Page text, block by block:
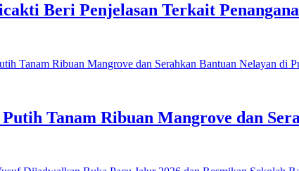
Beri Penjelasan Terkait
Tanam Ribuan Mangrove dan